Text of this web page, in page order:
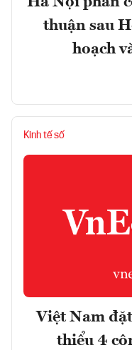
thuận sau
hoạch
Kinh tế số
Việt Nam
thiểu 4